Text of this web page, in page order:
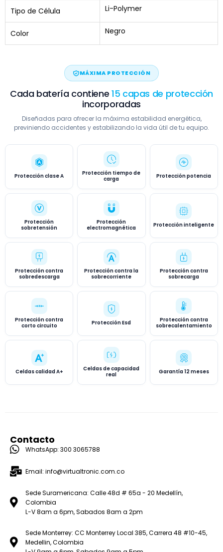
Tipo de Célula Li-Polymer
Color Negro
MÁXIMA PROTECCIÓN
Cada batería contiene 15 capas de protección
incorporadas
Diseñadas para ofrecer la máxima estabilidad energética,
previniendo accidentes y estabilizando la vida útil de tu equipo.
Protección clase A
Protección tiempo de
carga
Protección potencia
Protección
sobretensión
Protección
electromagnética
Protección inteligente
Protección contra
sobredescarga
Protección contra la
sobrecorriente
Protección contra
sobrecarga
Protección contra
corto circuito
Protección Esd
Protección contra
sobrecalentamiento
Celdas calidad A+
Celdas de capacidad
real
Garantía 12 meses
Contacto
WhatsApp: 300 3065788
Email: info@virtualtronic.com.co
Sede Suramericana: Calle 48d # 65a - 20 Medellín,
Colombia
L-V 8am a 6pm, Sabados 8am a 2pm
Sede Monterrey: CC Monterrey Local 385, Carrera 48 #10-45,
Medellin, Colombia